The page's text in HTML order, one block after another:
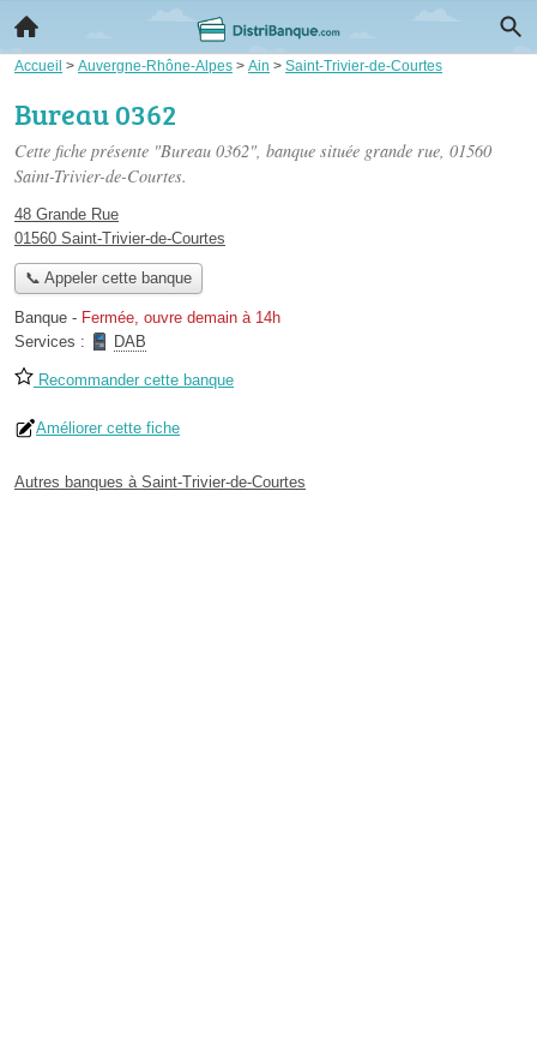
Accueil > Auvergne-Rhône-Alpes > Ain > Saint-Trivier-de-Courtes
Bureau 0362
Cette fiche présente "Bureau 0362", banque située grande rue, 01560
Saint-Trivier-de-Courtes.
48 Grande Rue
01560 Saint-Trivier-de-Courtes
📞 Appeler cette banque
Banque - Fermée, ouvre demain à 14h
Services :
DAB
Recommander cette banque
Améliorer cette fiche
Autres banques à Saint-Trivier-de-Courtes